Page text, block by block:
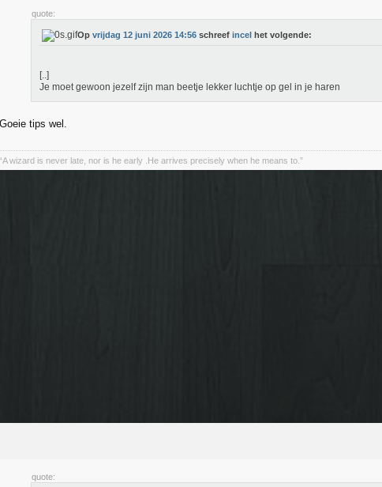
quote:
Op vrijdag 12 juni 2026 14:56 schreef incel het volgende:
[..]
Je moet gewoon jezelf zijn man beetje lekker luchtje op gel in je haren
Goeie tips wel.
“A wizard is never late, nor is he early .He arrives precisely when he means to.”
quote: